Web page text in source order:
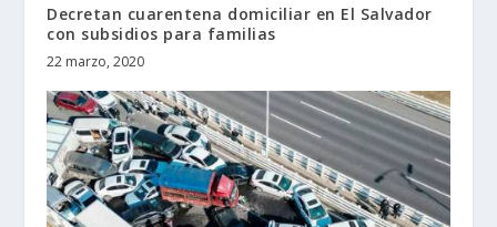
Decretan cuarentena domiciliar en El Salvador
con subsidios para familias
22 marzo, 2020